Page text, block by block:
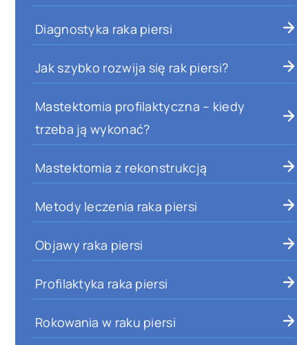
Diagnostyka raka piersi
Jak szybko rozwija się rak piersi?
Mastektomia profilaktyczna – kiedy
trzeba ją wykonać?
Mastektomia z rekonstrukcją
Metody leczenia raka piersi
Objawy raka piersi
Profilaktyka raka piersi
Rokowania w raku piersi